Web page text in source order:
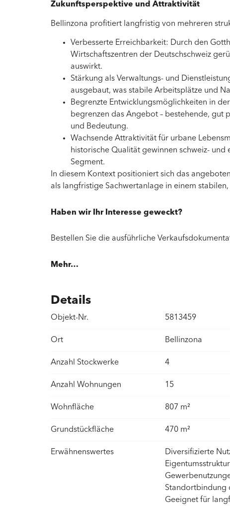
Zukunftsperspektive und Attraktivität
Bellinzona profitiert langfristig von mehreren
Verbesserte Erreichbarkeit: Durch den
Wirtschaftszentren der Deutschschweiz
auswirkt.
Stärkung als Verwaltungs- und
ausgebaut, was stabile Arbeitsplätze und
Begrenzte Entwicklungsmöglichkeiten in
begrenzen das Angebot – bestehende,
und Bedeutung.
Wachsende Attraktivität für urbane
historische Qualität gewinnen schweiz-
Segment.
In diesem Kontext positioniert sich das
als langfristige Sachwertanlage in einem
Haben wir Ihr Interesse geweckt?
Bestellen Sie die ausführliche
Mehr…
Details
Objekt-Nr. 5813459
Ort Bellinzona
Anzahl Stockwerke 4
Anzahl Wohnungen 15
Wohnfläche 807 m²
Grundstückfläche 470 m²
Erwähnenswertes
Diversifizierte
Standortbindung
Geeignet für